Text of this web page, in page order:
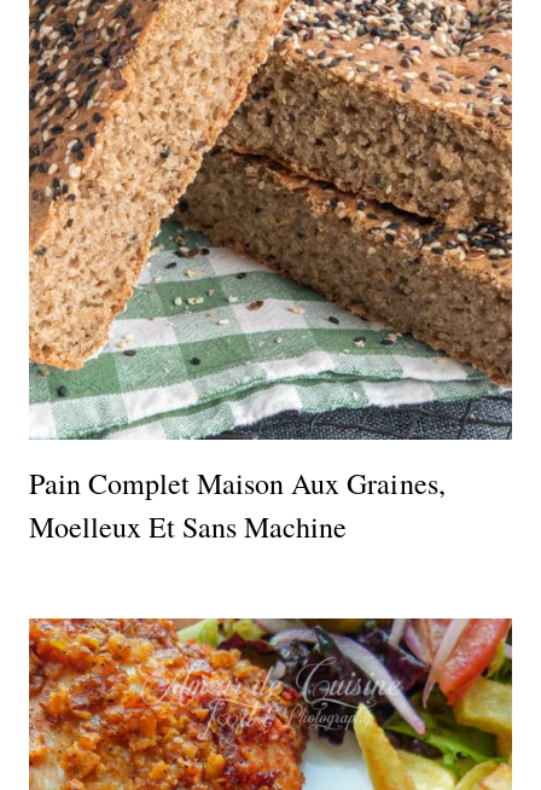
Pain Complet Maison Aux Graines,
Moelleux Et Sans Machine